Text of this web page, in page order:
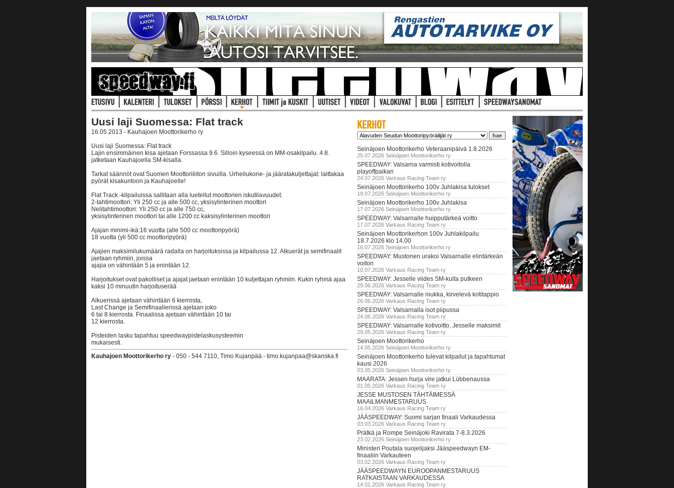
Uusi laji Suomessa: Flat track
16.05.2013 - Kauhajoen Moottorikerho ry
Uusi laji Suomessa: Flat track
Lajin ensimmäinen kisa ajetaan Forssassa 9.6. Silloin kyseessä on MM-osakilpailu. 4.8.
jatketaan Kauhajoella SM-kisalla.
Tarkat säännöt ovat Suomen Moottoriliiton sivuilla. Urheilukone- ja jääratakuljettajat: laittakaa
pyörät kisakuntoon ja Kauhajoelle!
Flat Track -kilpailuissa sallitaan alla luetellut moottorien iskutilavuudet:
2-tahtimoottori: Yli 250 cc ja alle 500 cc, yksisylinterinen moottori
Nelitahtimoottori: Yli 250 cc ja alle 750 cc,
yksisylinterinen moottori tai alle 1200 cc kaksisylinterinen moottori
Ajajan minimi-ikä:16 vuotta (alle 500 cc moottoripyörä)
18 vuotta (yli 500 cc moottoripyörä)
Ajajien maksimilukumäärä radalla on harjoituksissa ja kilpailussa 12. Alkuerät ja semifinaalit
jaetaan ryhmiin, joissa
ajajia on vähintään 5 ja enintään 12.
Harjoitukset ovat pakolliset ja ajajat jaetaan enintään 10 kuljettajan ryhmiin. Kukin ryhmä ajaa
kaksi 10 minuutin harjoituserää
Alkuerissä ajetaan vähintään 6 kierrosta,
Last Change ja Semifinaalierissä ajetaan joko
6 tai 8 kierrosta. Finaalissa ajetaan vähintään 10 tai
12 kierrosta.
Pisteiden lasku tapahtuu speedwaypistelaskusysteemin
mukaisesti.
Kauhajoen Moottorikerho ry - 050 - 544 7110, Timo Kujanpää - timo.kujanpaa@skanska.fi
Seinäjoen Moottorikerho Veteraanipäivä 1.8.2026
25.07.2026 Seinäjoen Moottorikerho ry
SPEEDWAY: Valsarna varmisti kotivoitolla
playoffpaikan
24.07.2026 Varkaus Racing Team ry
Seinäjoen Moottorikerho 100v Juhlakisa tulokset
19.07.2026 Seinäjoen Moottorikerho ry
Seinäjoen Moottorikerho 100v Juhlakisa
17.07.2026 Seinäjoen Moottorikerho ry
SPEEDWAY: Valsarnalle huipputärkeä voitto
17.07.2026 Varkaus Racing Team ry
Seinäjoen Moottorikerhon 100v Juhlakilpailu
18.7.2026 klo 14.00
16.07.2026 Seinäjoen Moottorikerho ry
SPEEDWAY: Mustonen urakoi Valsarnalle elintärkeän
voiton
10.07.2026 Varkaus Racing Team ry
SPEEDWAY: Jesselle viides SM-kulta putkeen
29.06.2026 Varkaus Racing Team ry
SPEEDWAY: Valsarnalle niukka, kirvelevä kotitappio
26.06.2026 Varkaus Racing Team ry
SPEEDWAY: Valsarnalla isot piipussa
24.06.2026 Varkaus Racing Team ry
SPEEDWAY: Valsarnalle kotivoitto, Jesselle maksimit
29.05.2026 Varkaus Racing Team ry
Seinäjoen Moottorikerho
14.05.2026 Seinäjoen Moottorikerho ry
Seinäjoen Moottorikerho tulevat kilpailut ja tapahtumat
kausi 2026
03.05.2026 Seinäjoen Moottorikerho ry
MAARATA: Jessen hurja vire jatkui Lübbenaussa
01.05.2026 Varkaus Racing Team ry
JESSE MUSTOSEN TÄHTÄIMESSÄ
MAAILMANMESTARUUS
16.04.2026 Varkaus Racing Team ry
JÄÄSPEEDWAY: Suomi sarjan finaali Varkaudessa
03.03.2026 Varkaus Racing Team ry
Prätkä ja Rompe Seinäjoki Ravirata 7-8.3.2026
23.02.2026 Seinäjoen Moottorikerho ry
Ministeri Poutala suojelijaksi Jääspeedwayn EM-
finaaliin Varkauteen
03.02.2026 Varkaus Racing Team ry
JÄÄSPEEDWAYN EUROOPANMESTARUUS
RATKAISTAAN VARKAUDESSA
14.01.2026 Varkaus Racing Team ry